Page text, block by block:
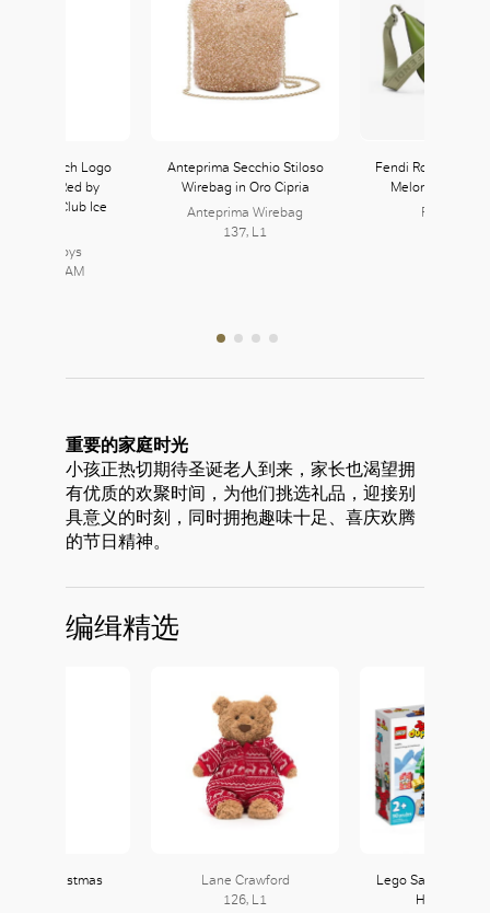
Piece Arch Logo
Hat in Red by
Boys Club Ice
Boys
ICECREAM
Anteprima Secchio Stiloso
Wirebag in Oro Cipria
Anteprima Wirebag
137, L1
Fendi Roma
Melon Small in
FENDI 芬迪
重要的家庭时光
小孩正热切期待圣诞老人到来，家长也渴望拥
有优质的欢聚时间，为他们挑选礼品，迎接别
具意义的时刻，同时拥抱趣味十足、喜庆欢腾
的节日精神。
编缉精选
Christmas
Lane Crawford
126, L1
Lego Santa’s
House